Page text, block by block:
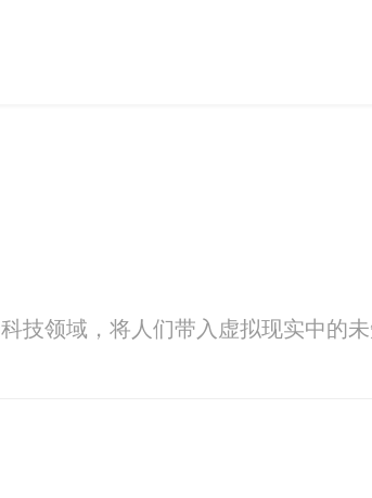
技领域，将人们带入虚拟现实中的未